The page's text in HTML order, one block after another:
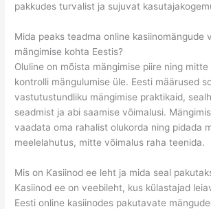
pakkudes turvalist ja sujuvat
Mida peaks teadma online kasiinomängude
mängimise kohta Eestis?
Oluline on mõista mängimise piire ning
kontrolli mängulumise üle. Eesti määrused
vastutustundliku mängimise praktikaid,
seadmist ja abi saamise võimalusi.
vaadata oma rahalist olukorda ning pidada
meelelahutus, mitte võimalus raha teenida.
Mis on Kasiinod ee leht ja mida seal
Kasiinod ee on veebileht, kus külastajad
Eesti online kasiinodes pakutavate